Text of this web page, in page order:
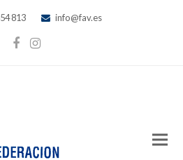
813 info@fav.es
Facebook
Instagram